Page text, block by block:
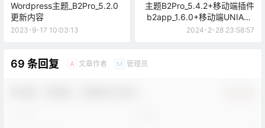
Wordpress主题_B2Pro_5.2.0
更新内容
2023-9-17 10:03:13
主题B2Pro_5.4.2+移动端插件
b2app_1.6.0+移动端UNIAPP
源码B2APP_1.5.6更新通知
2024-2-28 23:58:57
69 条回复 A 文章作者 M 管理员